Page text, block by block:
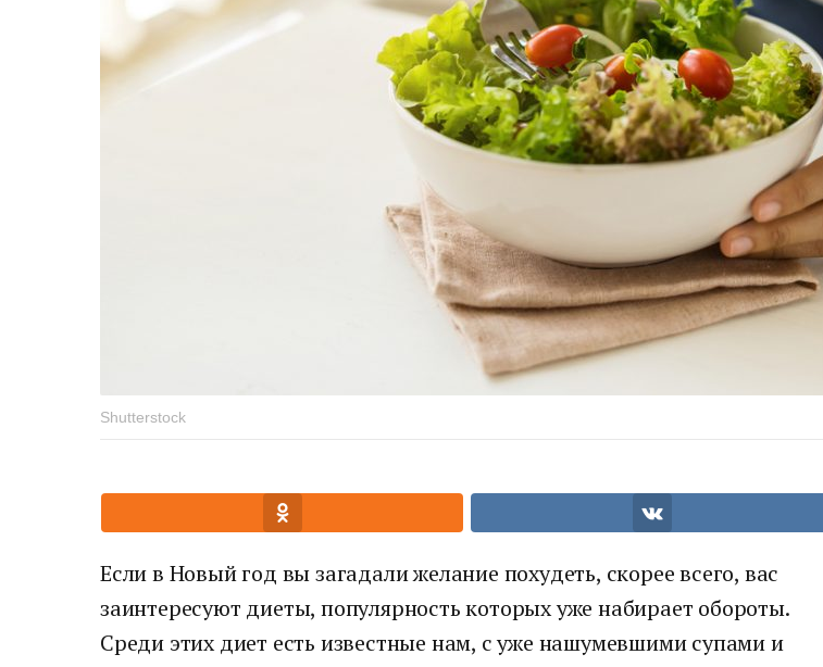
Shutterstock
Если в Новый год вы загадали желание похудеть, скорее всего, вас
заинтересуют диеты, популярность которых уже набирает обороты.
Среди этих диет есть известные нам, с уже нашумевшими супами и